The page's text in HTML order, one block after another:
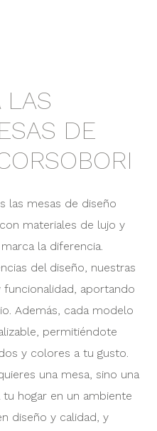
LAS
DE
las mesas de diseño
materiales de lujo y
la diferencia.
del diseño, nuestras
aportando
Además, cada modelo
permitiéndote
y colores a tu gusto.
una mesa, sino una
hogar en un ambiente
diseño y calidad, y